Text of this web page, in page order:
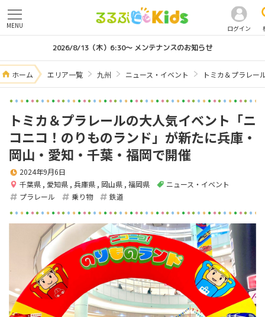
ログイン
MENU
2026/8/13（木）6:30～ メンテナンスのお知らせ
ホーム エリア一覧 九州 ニュース・イベント トミカ＆プラレー
トミカ＆プラレールの大人気イベント「ニ
コニコ！のりものランド」が新たに兵庫・
岡山・愛知・千葉・福岡で開催
千葉県 , 愛知県 , 兵庫県 , 岡山県 , 福岡県 ニュース・イベント
2024年9月6日
プラレール 乗り物 鉄道